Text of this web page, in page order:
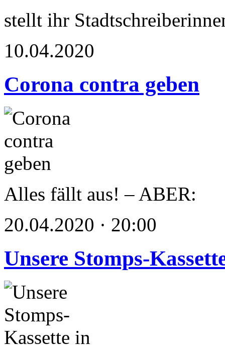
stellt ihr
10.04.2020
Corona contra geben
Alles fällt aus! – ABER:
20.04.2020 · 20:00
Unsere Stomps-